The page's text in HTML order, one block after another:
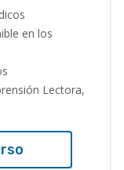
en los
Lectora,